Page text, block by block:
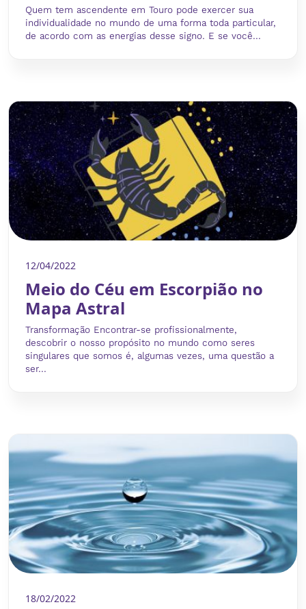
Quem tem ascendente em Touro pode exercer sua
individualidade no mundo de uma forma toda particular,
de acordo com as energias desse signo. E se você...
12/04/2022
Meio do Céu em Escorpião no
Mapa Astral
Transformação Encontrar-se profissionalmente,
descobrir o nosso propósito no mundo como seres
singulares que somos é, algumas vezes, uma questão a
ser...
18/02/2022